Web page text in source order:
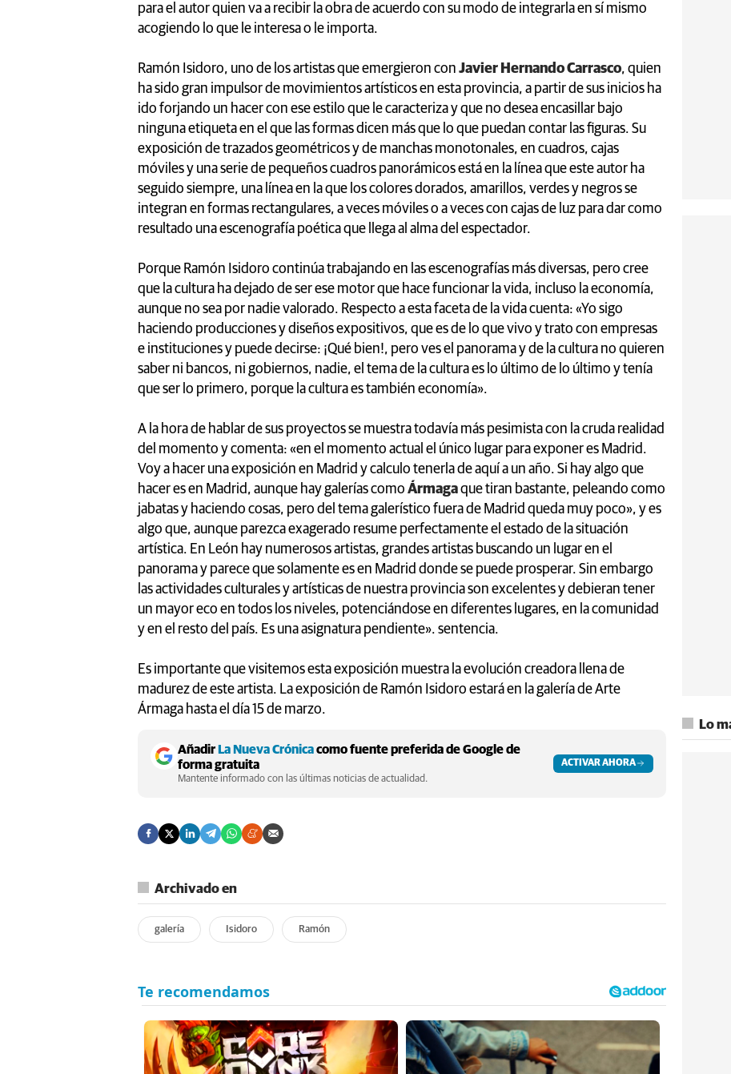
para el autor quien va a recibir la obra de acuerdo con su modo de integrarla en sí mismo
acogiendo lo que le interesa o le importa.
Ramón Isidoro, uno de los artistas que emergieron con Javier Hernando Carrasco, quien
ha sido gran impulsor de movimientos artísticos en esta provincia, a partir de sus inicios ha
ido forjando un hacer con ese estilo que le caracteriza y que no desea encasillar bajo
ninguna etiqueta en el que las formas dicen más que lo que puedan contar las figuras. Su
exposición de trazados geométricos y de manchas monotonales, en cuadros, cajas
móviles y una serie de pequeños cuadros panorámicos está en la línea que este autor ha
seguido siempre, una línea en la que los colores dorados, amarillos, verdes y negros se
integran en formas rectangulares, a veces móviles o a veces con cajas de luz para dar como
resultado una escenografía poética que llega al alma del espectador.
Porque Ramón Isidoro continúa trabajando en las escenografías más diversas, pero cree
que la cultura ha dejado de ser ese motor que hace funcionar la vida, incluso la economía,
aunque no sea por nadie valorado. Respecto a esta faceta de la vida cuenta: «Yo sigo
haciendo producciones y diseños expositivos, que es de lo que vivo y trato con empresas
e instituciones y puede decirse: ¡Qué bien!, pero ves el panorama y de la cultura no quieren
saber ni bancos, ni gobiernos, nadie, el tema de la cultura es lo último de lo último y tenía
que ser lo primero, porque la cultura es también economía».
A la hora de hablar de sus proyectos se muestra todavía más pesimista con la cruda realidad
del momento y comenta: «en el momento actual el único lugar para exponer es Madrid.
Voy a hacer una exposición en Madrid y calculo tenerla de aquí a un año. Si hay algo que
hacer es en Madrid, aunque hay galerías como Ármagaque tiran bastante, peleando como
jabatas y haciendo cosas, pero del tema galerístico fuera de Madrid queda muy poco», y es
algo que, aunque parezca exagerado resume perfectamente el estado de la situación
artística. En León hay numerosos artistas, grandes artistas buscando un lugar en el
panorama y parece que solamente es en Madrid donde se puede prosperar. Sin embargo
las actividades culturales y artísticas de nuestra provincia son excelentes y debieran tener
un mayor eco en todos los niveles, potenciándose en diferentes lugares, en la comunidad
y en el resto del país. Es una asignatura pendiente». sentencia.
Es importante que visitemos esta exposición muestra la evolución creadora llena de
madurez de este artista. La exposición de Ramón Isidoro estará en la galería de Arte
Ármaga hasta el día 15 de marzo.
AñadirLa Nueva Crónicacomo fuente preferida de Google de
forma gratuita
Mantente informado con las últimas noticias de actualidad.
ACTIVAR AHORA
Archivado en
galería Isidoro Ramón
Lo